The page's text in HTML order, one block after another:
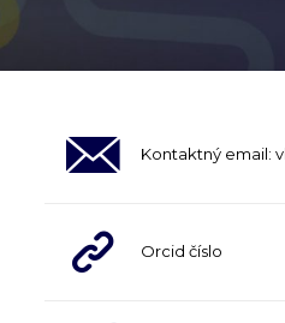
Kontaktný email:
Orcid číslo